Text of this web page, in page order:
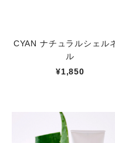
CYAN ナチュラルシェル
ル
¥1,850